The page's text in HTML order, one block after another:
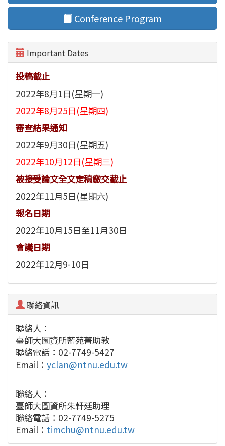
Conference Program
Important Dates
投稿截止
2022年8月1日(星期一)
2022年8月25日(星期四)
審查結果通知
2022年9月30日(星期五)
2022年10月12日(星期三)
被接受論文全文定稿繳交截止
2022年11月5日(星期六)
報名日期
2022年10月15日至11月30日
會議日期
2022年12月9-10日
聯絡資訊
聯絡人：
臺師大圖資所藍苑菁助教
聯絡電話：02-7749-5427
Email： yclan@ntnu.edu.tw
聯絡人：
臺師大圖資所朱軒廷助理
聯絡電話：02-7749-5275
Email： timchu@ntnu.edu.tw